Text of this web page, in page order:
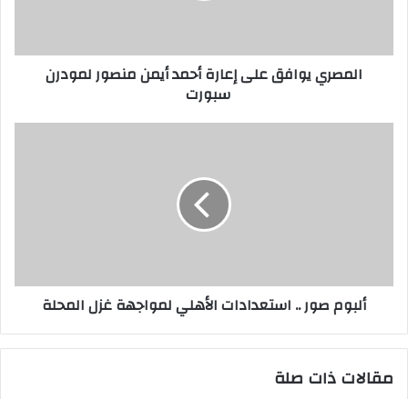
المصري يوافق على إعارة أحمد أيمن منصور لمودرن
سبورت
ألبوم صور .. استعدادات الأهلي لمواجهة غزل المحلة
مقالات ذات صلة